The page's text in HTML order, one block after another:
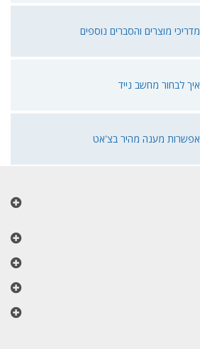
מדריכי מוצרים והסברים נוספים
איך לבחור מחשב נייד
אפשרות מענה מהיר בצ'אט